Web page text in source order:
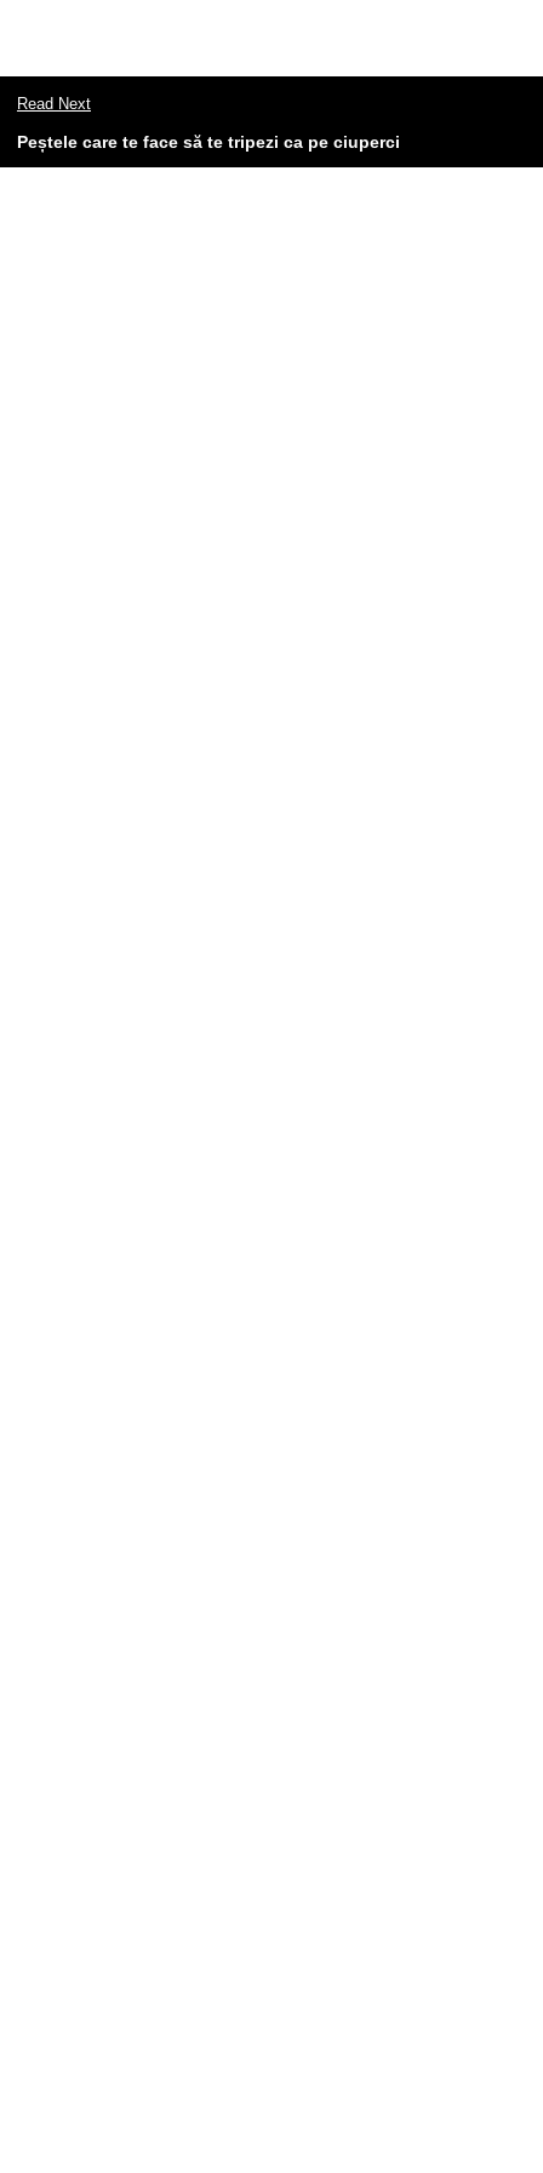
Read Next
Peștele care te face să te tripezi ca pe ciuperci